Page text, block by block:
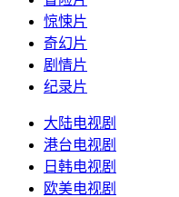
惊悚片
奇幻片
剧情片
纪录片
大陆电视剧
港台电视剧
日韩电视剧
欧美电视剧